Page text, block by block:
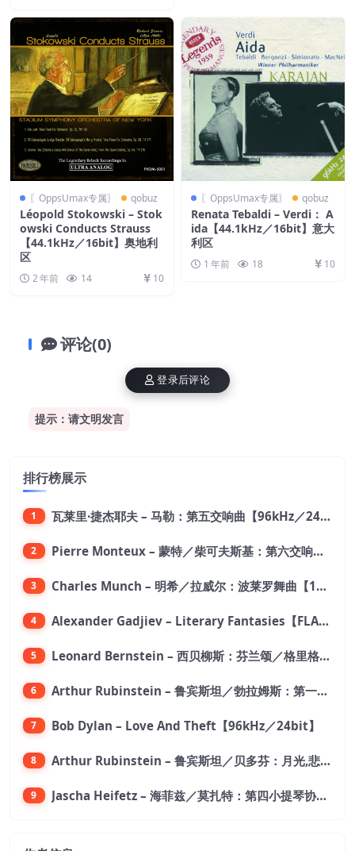
〖OppsUmax专属〗 qobuz
Léopold Stokowski – Stok
owski Conducts Strauss
【44.1kHz／16bit】奥地利
区
2 年前 14 10
〖OppsUmax专属〗 qobuz
Renata Tebaldi – Verdi： A
ida【44.1kHz／16bit】意大
利区
1 年前 18 10
评论(0)
提示：请文明发言
登录后评论
排行榜展示
1 瓦莱里·捷杰耶夫 – 马勒：第五交响曲【96kHz／24bit】
2 Pierre Monteux – 蒙特／柴可夫斯基：第六交响曲【176.4kHz／24bit】
3 Charles Munch – 明希／拉威尔：波莱罗舞曲【176.4kHz／24bit】
4 Alexander Gadjiev – Literary Fantasies【FLAC 192】
5 Leonard Bernstein – 西贝柳斯：芬兰颂／格里格：培尔·金特组曲【44.1kHz／24bit】
6 Arthur Rubinstein – 鲁宾斯坦／勃拉姆斯：第一钢琴协奏曲【176.4kHz／24bit】
7 Bob Dylan – Love And Theft【96kHz／24bit】
8 Arthur Rubinstein – 鲁宾斯坦／贝多芬：月光,悲怆,热情,告别钢琴奏鸣曲【176.4kHz／24bit】
9 Jascha Heifetz – 海菲兹／莫扎特：第四小提琴协奏曲，第五小提琴协奏曲《土耳其》／维瓦尔第：小提琴与大提琴协奏曲，RV 547【192kHz／24bit】